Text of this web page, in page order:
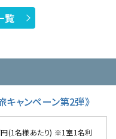
覧
キャンペーン第2弾》
(1名様あたり) ※1室1名利